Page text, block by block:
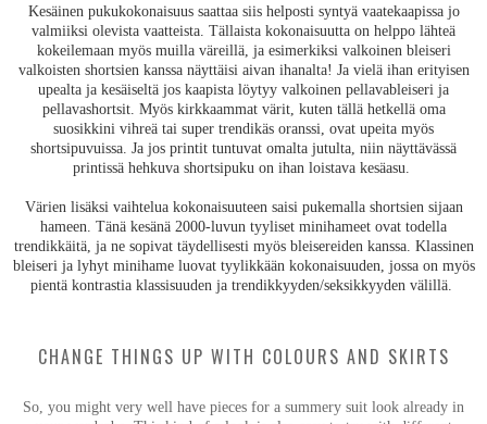
Kesäinen pukukokonaisuus saattaa siis helposti syntyä vaatekaapissa jo
valmiiksi olevista vaatteista. Tällaista kokonaisuutta on helppo lähteä
kokeilemaan myös muilla väreillä, ja esimerkiksi valkoinen bleiseri
valkoisten shortsien kanssa näyttäisi aivan ihanalta! Ja vielä ihan erityisen
upealta ja kesäiseltä jos kaapista löytyy valkoinen pellavableiseri ja
pellavashortsit. Myös kirkkaammat värit, kuten tällä hetkellä oma
suosikkini vihreä tai super trendikäs oranssi, ovat upeita myös
shortsipuvuissa. Ja jos printit tuntuvat omalta jutulta, niin näyttävässä
printissä hehkuva shortsipuku on ihan loistava kesäasu.
Värien lisäksi vaihtelua kokonaisuuteen saisi pukemalla shortsien sijaan
hameen. Tänä kesänä 2000-luvun tyyliset minihameet ovat todella
trendikkäitä, ja ne sopivat täydellisesti myös bleisereiden kanssa. Klassinen
bleiseri ja lyhyt minihame luovat tyylikkään kokonaisuuden, jossa on myös
pientä kontrastia klassisuuden ja trendikkyyden/seksikkyyden välillä.
CHANGE THINGS UP WITH COLOURS AND SKIRTS
So, you might very well have pieces for a summery suit look already in